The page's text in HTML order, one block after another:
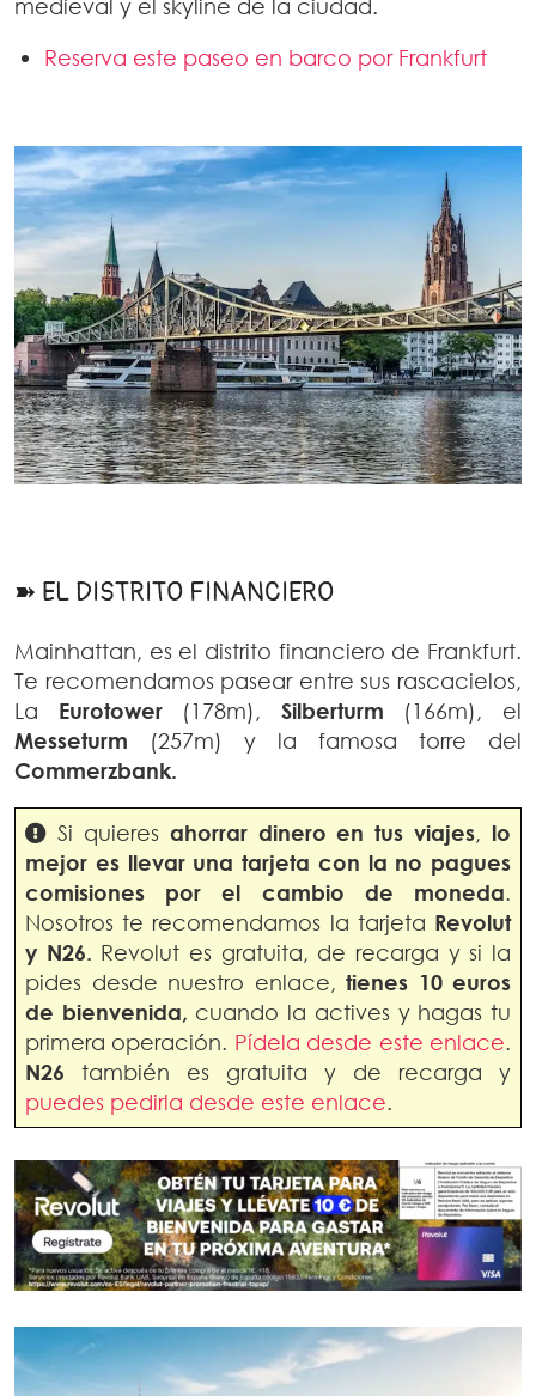
medieval y el skyline de la ciudad.
Reserva este paseo en barco por Frankfurt
➽ EL DISTRITO FINANCIERO
Mainhattan, es el distrito financiero de Frankfurt.
Te recomendamos pasear entre sus rascacielos,
La Eurotower(178m), Silberturm (166m), el
Messeturm (257m) y la famosa torre del
Commerzbank.
Si quieres ahorrar dinero entus viajes, lo
mejor es llevar una tarjeta con la no pagues
comisiones por el cambio de moneda.
Nosotros te recomendamos la tarjeta Revolut
y N26. Revolut es gratuita, de recarga y si la
pides desde nuestro enlace, tienes 10 euros
de bienvenida, cuando la actives y hagas tu
primera operación. Pídela desde este enlace.
N26 también es gratuita y de recarga y
puedes pedirla desde este enlace.